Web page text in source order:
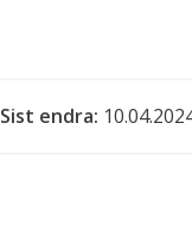
Sist endra